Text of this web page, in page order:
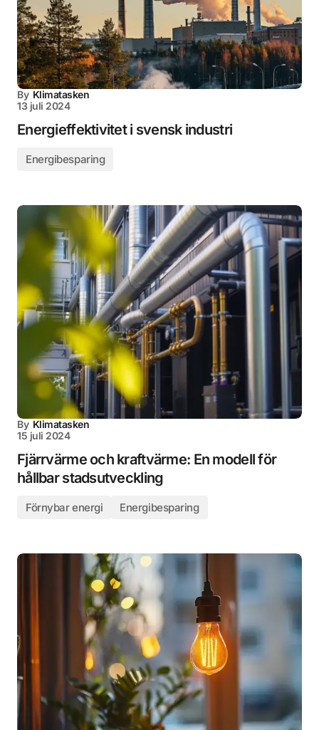
By Klimatasken
13 juli 2024
Energieffektivitet i svensk industri
Energibesparing
By Klimatasken
15 juli 2024
Fjärrvärme och kraftvärme: En modell för
hållbar stadsutveckling
Förnybar energi Energibesparing